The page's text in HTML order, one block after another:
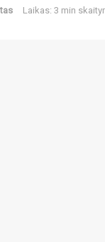
Laikas: 3 min